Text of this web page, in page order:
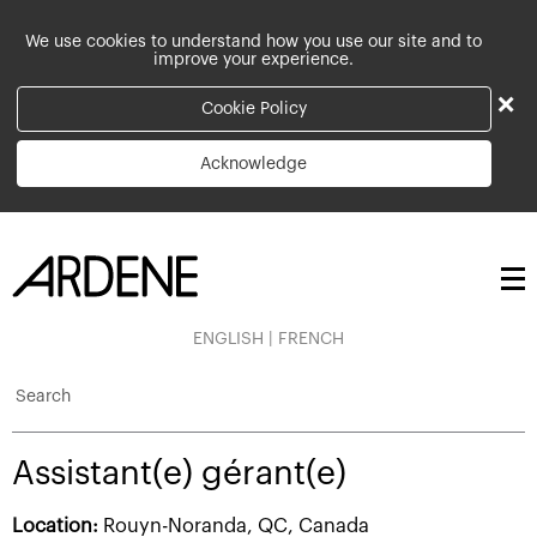
We use cookies to understand how you use our site and to
improve your experience.
Cookie Policy
Acknowledge
×
ENGLISH FRENCH
Search
Assistant(e) gérant(e)
Location: Rouyn-Noranda, QC, Canada